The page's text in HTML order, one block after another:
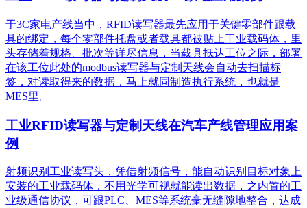
于3C家电产线当中，RFID读写器最先应用于关键零部件跟载
具的绑定，每个零部件托盘或者载具都被贴上工业载码体，里
头存储着规格、批次等详尽信息，当载具抵达工位之际，部署
在该工位此处的modbus读写器与定制天线会自动去扫描标
签，对读取得来的数据，马上就同制造执行系统，也就是
MES里。
工业RFID读写器与定制天线在汽车产线管理应用案
例
射频识别工业读写头，凭借射频信号，能自动识别目标对象上
安装的工业载码体，不用光学可视就能读出数据，之内置的工
业级通信协议，可跟PLC、MES等系统毫无缝隙地整合，达成